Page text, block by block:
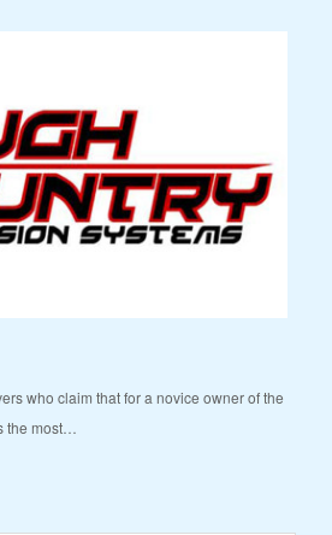
who claim that for a novice owner of the
the most…